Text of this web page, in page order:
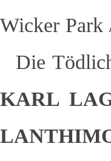
Wicker
Die
KARL